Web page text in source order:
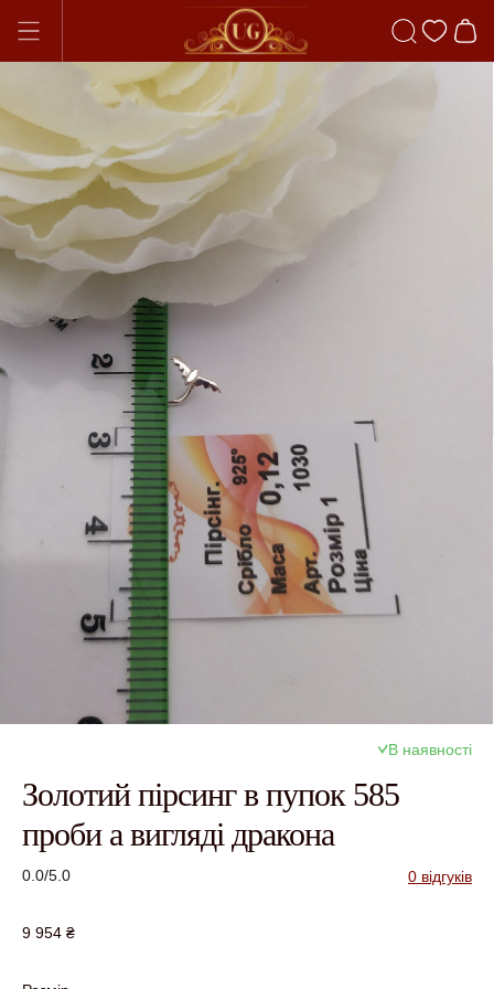
В наявності
Золотий пірсинг в пупок 585
проби а вигляді дракона
0.0/5.0 0 відгуків
9 954 ₴